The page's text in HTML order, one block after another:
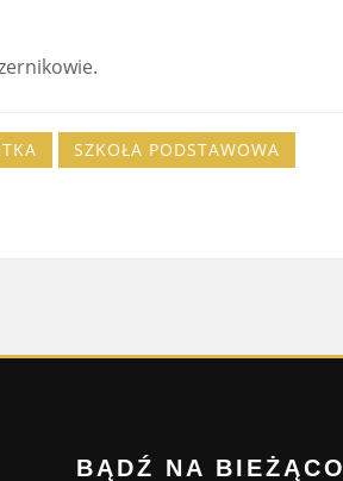
SZKOŁA PODSTAWOWA
BĄDŹ NA BIEŻĄCO